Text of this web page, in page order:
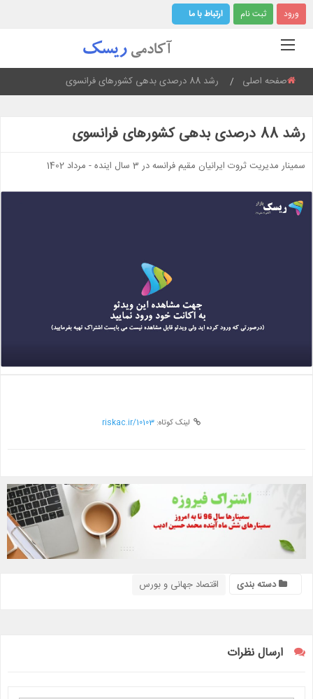
ورود ثبت نام ارتباط با ما
Current:
رشد 88 درصدی بدهی کشورهای فرانسوی صفحه اصلی
رشد 88 درصدی بدهی کشورهای فرانسوی
سمینار مدیریت ثروت ایرانیان مقیم فرانسه در 3 سال اینده - مرداد 1402
لینک کوتاه: riskac.ir/10103
دسته بندی اقتصاد جهانی و بورس
ارسال نظرات